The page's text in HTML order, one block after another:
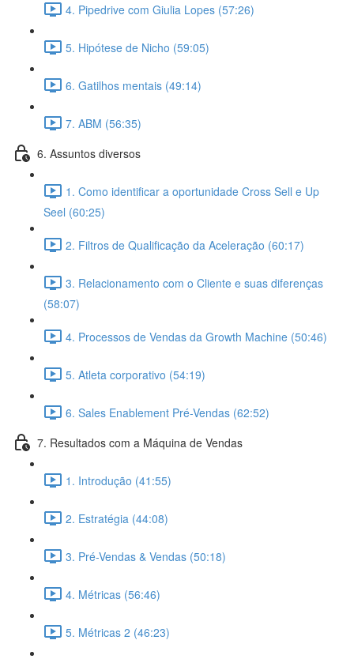
4. Pipedrive com Giulia Lopes (57:26)
5. Hipótese de Nicho (59:05)
6. Gatilhos mentais (49:14)
7. ABM (56:35)
6. Assuntos diversos
1. Como identificar a oportunidade Cross Sell e Up
Seel (60:25)
2. Filtros de Qualificação da Aceleração (60:17)
3. Relacionamento com o Cliente e suas diferenças
(58:07)
4. Processos de Vendas da Growth Machine (50:46)
5. Atleta corporativo (54:19)
6. Sales Enablement Pré-Vendas (62:52)
7. Resultados com a Máquina de Vendas
1. Introdução (41:55)
2. Estratégia (44:08)
3. Pré-Vendas & Vendas (50:18)
4. Métricas (56:46)
5. Métricas 2 (46:23)